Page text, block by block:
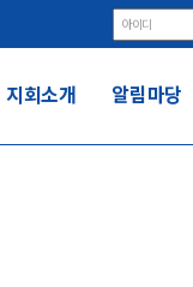
지회소개 알림마당